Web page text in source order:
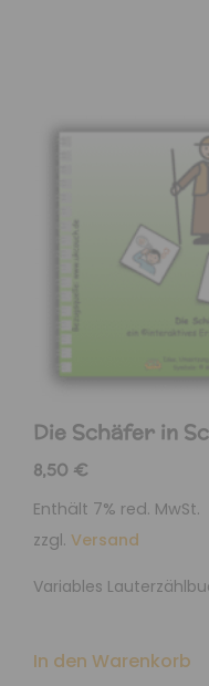
Die Schäfer in
8,50 €
Enthält 7% red. MwSt.
zzgl. Versand
Variables
In den Warenkorb